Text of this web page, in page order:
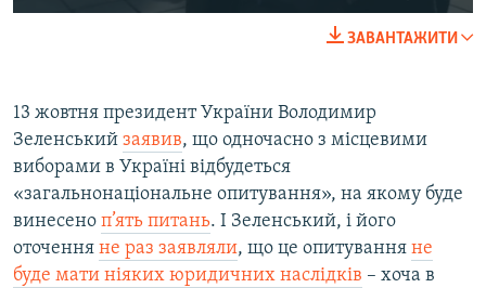
720p 1080p
720p
ЗАВАНТАЖИТИ
13 жовтня президент України Володимир
Зеленський заявив, що одночасно з місцевими
виборами в Україні відбудеться
«загальнонаціональне опитування», на якому буде
винесено п’ять питань. І Зеленський, і його
оточення не раз заявляли, що це опитування не
буде мати ніяких юридичних наслідків – хоча в